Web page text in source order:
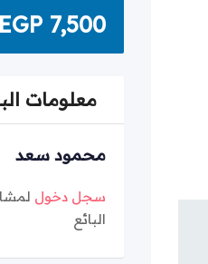
EGP7,500
معلومات
محمود سعد
سجل دخول
البائع